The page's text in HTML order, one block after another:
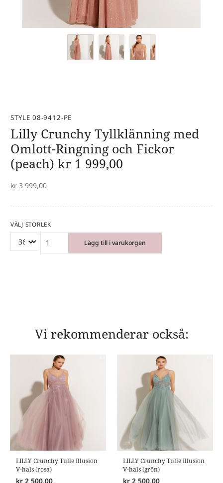
STYLE 08-9412-PE
Lilly Crunchy Tyllklänning med
Omlott-Ringning och Fickor
(peach) kr 1 999,00
kr 3 999,00
VÄLJ STORLEK
Lägg till i varukorgen
Vi rekommenderar också:
LILLY Crunchy Tulle Illusion
V-hals (rosa)
kr 2 500,00
LILLY Crunchy Tulle Illusion
V-hals (grön)
kr 2 500,00